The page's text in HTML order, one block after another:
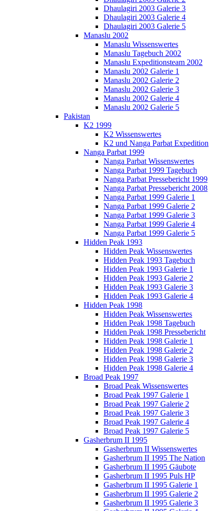
Dhaulagiri 2003 Galerie 3
Dhaulagiri 2003 Galerie 4
Dhaulagiri 2003 Galerie 5
Manaslu 2002
Manaslu Wissenswertes
Manaslu Tagebuch 2002
Manaslu Expeditionsteam 2002
Manaslu 2002 Galerie 1
Manaslu 2002 Galerie 2
Manaslu 2002 Galerie 3
Manaslu 2002 Galerie 4
Manaslu 2002 Galerie 5
Pakistan
K2 1999
K2 Wissenswertes
K2 und Nanga Parbat Expedition
Nanga Parbat 1999
Nanga Parbat Wissenswertes
Nanga Parbat 1999 Tagebuch
Nanga Parbat Pressebericht 1999
Nanga Parbat Pressebericht 2008
Nanga Parbat 1999 Galerie 1
Nanga Parbat 1999 Galerie 2
Nanga Parbat 1999 Galerie 3
Nanga Parbat 1999 Galerie 4
Nanga Parbat 1999 Galerie 5
Hidden Peak 1993
Hidden Peak Wissenswertes
Hidden Peak 1993 Tagebuch
Hidden Peak 1993 Galerie 1
Hidden Peak 1993 Galerie 2
Hidden Peak 1993 Galerie 3
Hidden Peak 1993 Galerie 4
Hidden Peak 1998
Hidden Peak Wissenswertes
Hidden Peak 1998 Tagebuch
Hidden Peak 1998 Pressebericht
Hidden Peak 1998 Galerie 1
Hidden Peak 1998 Galerie 2
Hidden Peak 1998 Galerie 3
Hidden Peak 1998 Galerie 4
Broad Peak 1997
Broad Peak Wissenswertes
Broad Peak 1997 Galerie 1
Broad Peak 1997 Galerie 2
Broad Peak 1997 Galerie 3
Broad Peak 1997 Galerie 4
Broad Peak 1997 Galerie 5
Gasherbrum II 1995
Gasherbrum II Wissenswertes
Gasherbrum II 1995 The Nation
Gasherbrum II 1995 Gäubote
Gasherbrum II 1995 Puls HP
Gasherbrum II 1995 Galerie 1
Gasherbrum II 1995 Galerie 2
Gasherbrum II 1995 Galerie 3